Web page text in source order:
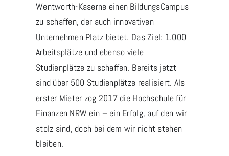
Wentworth-Kaserne einen BildungsCampus
zu schaffen, der auch innovativen
Unternehmen Platz bietet. Das Ziel: 1.000
Arbeitsplätze und ebenso viele
Studienplätze zu schaffen. Bereits jetzt
sind über 500 Studienplätze realisiert. Als
erster Mieter zog 2017 die Hochschule für
Finanzen NRW ein – ein Erfolg, auf den wir
stolz sind, doch bei dem wir nicht stehen
bleiben.